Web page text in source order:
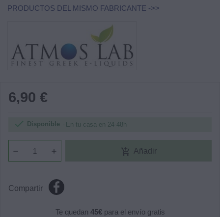
PRODUCTOS DEL MISMO FABRICANTE ->>
6,90 €
 Disponible En tu casa en 24-48h
add_shopping_cart Añadir
Compartir
Te quedan 45€para el envío gratis